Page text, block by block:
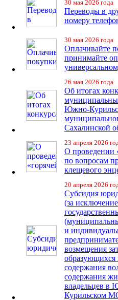
30 мая 2026 года
Переводы в
номеру
30 мая 2026 года
Оплачивайте
принимайте
26 мая 2026 года
Об итогах
Южно-
Сахалинской
23 апреля 2026
О проведении
по вопросам
клещевого
20 апреля 2026
Субсидия
(за
и
возмещения
образующихся
содержания
содержания
владельцев в
Курильском